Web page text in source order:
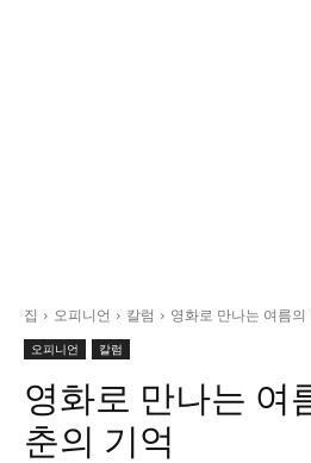
문화
전통문화
대중문화
집 오피니언 칼럼 영화로 만나는 여름의
오피니언 칼럼
영화로 만나는 여
춘의 기억